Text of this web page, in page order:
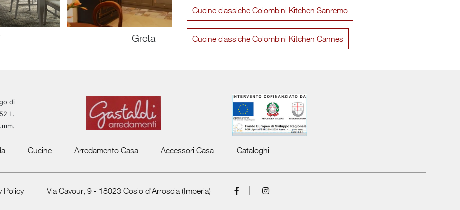
Greta Mida 05
Cucine classiche Colombini Kitchen Sanremo
Cucine classiche Colombini Kitchen Cannes
di
L.
Cucine Arredamento Casa Accessori Casa Cataloghi
Policy Via Cavour, 9 - 18023 Cosio d'Arroscia (Imperia)